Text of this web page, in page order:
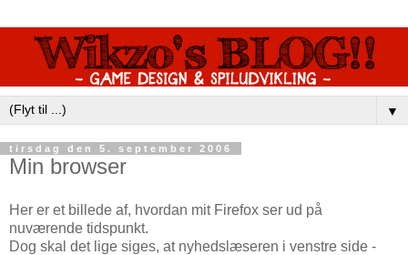
▼
tirsdag den 5. september 2006
Min browser
Her er et billede af, hvordan mit Firefox ser ud på
nuværende tidspunkt.
Dog skal det lige siges, at nyhedslæseren i venstre side -